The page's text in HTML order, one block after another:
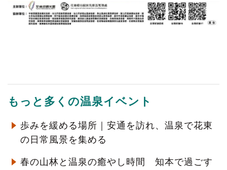
もっと多くの温泉イベント
歩みを緩める場所｜安通を訪れ、温泉で花東
の日常風景を集める
春の山林と温泉の癒やし時間 知本で過ごす